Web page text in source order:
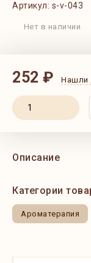
Артикул: s-v-043
Нет в наличии
252 ₽ Нашли
Описание
Категории
Ароматерапия